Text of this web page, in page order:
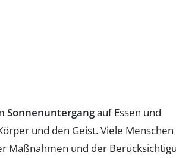
Sonnenuntergangauf Essen und
und den Geist. Viele Menschen
Maßnahmen und der